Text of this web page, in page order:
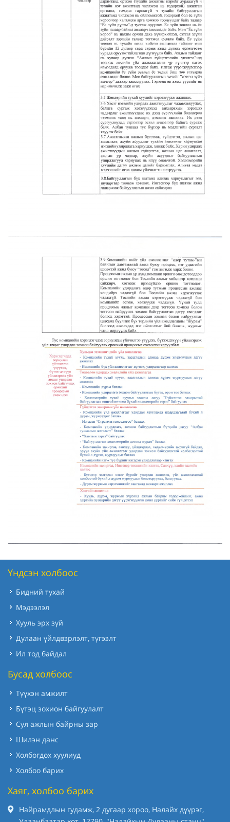
Үндсэн холбоос
Бидний тухай
Мэдээлэл
Хууль эрх зүй
Дулаан үйлдвэрлэлт, түгээлт
Ил тод байдал
Бусад холбоос
Түүхэн амжилт
Бүтэц зохион байгуулалт
Сул ажлын байрны зар
Шилэн данс
Холбогдох хуулиуд
Холбоо барих
Хаяг, холбоо барих
Найрамдлын гудамж, 2 дугаар хороо, Налайх дүүрэг,